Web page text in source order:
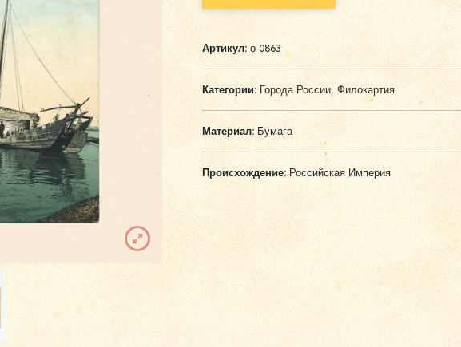
Артикул: о 0863
Категории: Города России,Филокартия
Материал:Бумага
Происхождение:Российская Империя